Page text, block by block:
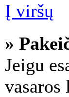
Į viršų
»
Jeigu
vasaros